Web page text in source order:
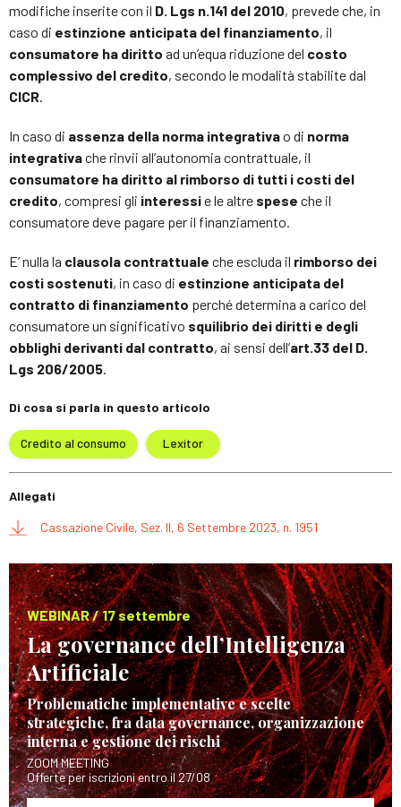
modifiche inserite con il D. Lgs n.141 del 2010, prevede che, in
caso di estinzione anticipata del finanziamento, il
consumatore ha diritto ad un’equa riduzione del costo
complessivo del credito, secondo le modalità stabilite dal
CICR.
In caso di assenza della norma integrativao di norma
integrativache rinvii all’autonomia contrattuale, il
consumatore ha diritto al rimborso di tutti i costi del
credito, compresi gli interessie le altre spese che il
consumatore deve pagare per il finanziamento.
E’ nulla la clausola contrattuale che escluda il rimborso dei
costi sostenuti, in caso di estinzione anticipata del
contratto di finanziamento perché determina a carico del
consumatore un significativo squilibrio dei diritti e degli
obblighi derivanti dal contratto, ai sensi dell’art.33 del D.
Lgs 206/2005.
Di cosa si parla in questo articolo
Credito al consumo Lexitor
Allegati
Cassazione Civile, Sez. II, 6 Settembre 2023, n. 1951
WEBINAR / 17 settembre
La governance dell’Intelligenza
Artificiale
Problematiche implementative e scelte
strategiche, fra data governance, organizzazione
interna e gestione dei rischi
ZOOM MEETING
Offerte per iscrizioni entro il 27/08